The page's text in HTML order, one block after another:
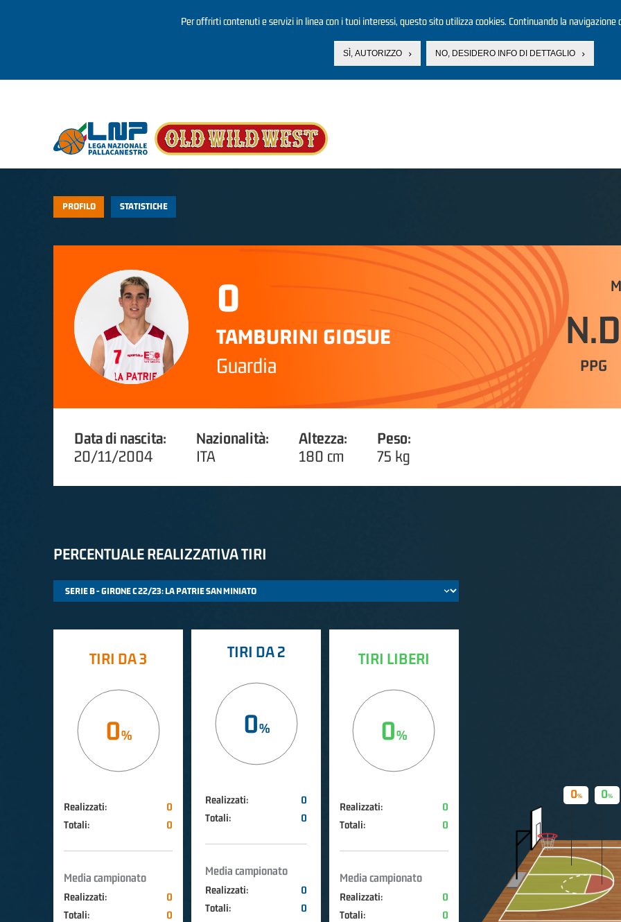
Per offrirti contenuti e servizi in linea con i tuoi interessi, questo sito utilizza cookies. Continuando la navigazione
SÌ, AUTORIZZO NO, DESIDERO INFO DI DETTAGLIO
PROFILO STATISTICHE
0
TAMBURINI GIOSUE
Guardia
N.D
PPG
Data di nascita:
20/11/2004
Nazionalità:
ITA
Altezza:
180 cm
Peso:
75 kg
PERCENTUALE REALIZZATIVA TIRI
TIRI DA 3
0
Realizzati:
0
Totali:
0
Media campionato
Realizzati:
0
Totali:
0
TIRI DA 2
0
Realizzati:
0
Totali:
0
Media campionato
Realizzati:
0
Totali:
0
TIRI LIBERI
0
Realizzati:
0
Totali:
0
Media campionato
Realizzati:
0
Totali:
0
0
0